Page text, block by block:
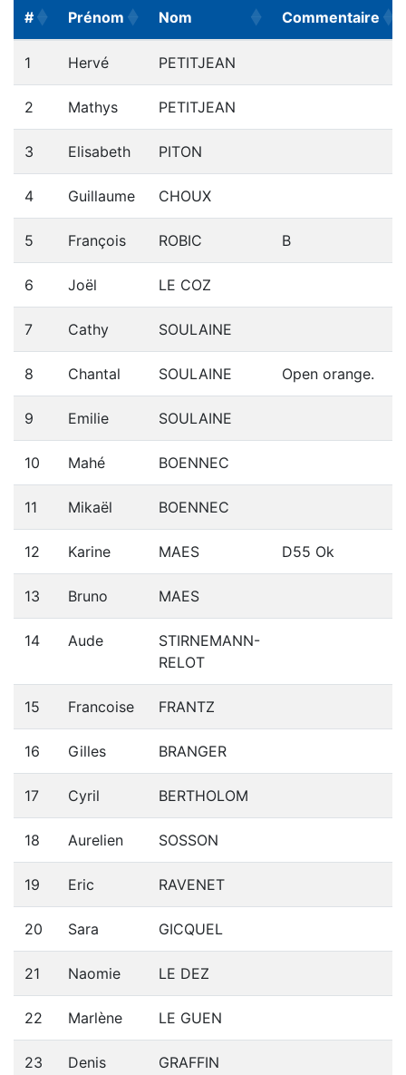
# Prénom Nom
Commentaire
Prénom
1 Hervé PETITJEAN
2 Mathys PETITJEAN
3 Elisabeth PITON
4 Guillaume CHOUX
5 François ROBIC B
6 Joël LE COZ
7 Cathy SOULAINE
8 Chantal SOULAINE Open orange.
9 Emilie SOULAINE
10 Mahé BOENNEC
11 Mikaël BOENNEC
12 Karine MAES D55 Ok
13 Bruno MAES
14 Aude
STIRNEMANN-
RELOT
15 Francoise FRANTZ
16 Gilles BRANGER
17 Cyril BERTHOLOM
18 Aurelien SOSSON
19 Eric RAVENET
20 Sara GICQUEL
21 Naomie LE DEZ
22 Marlène LE GUEN
23 Denis GRAFFIN